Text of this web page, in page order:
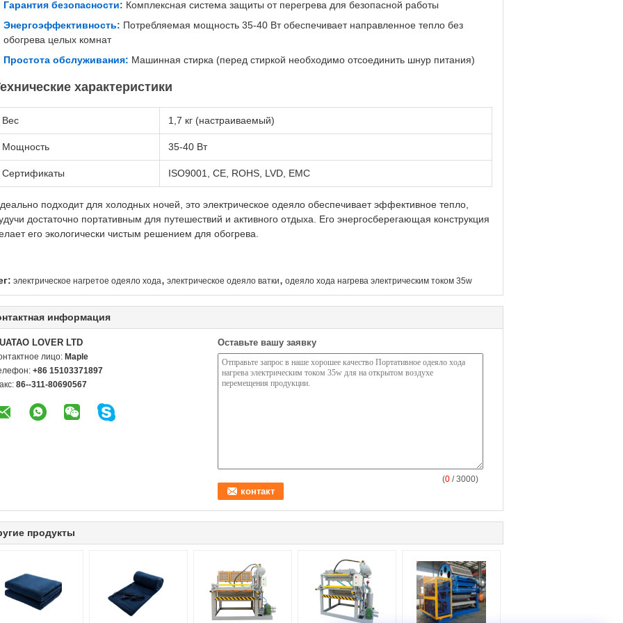
Гарантия безопасности: Комплексная система защиты от перегрева для безопасной работы
Энергоэффективность: Потребляемая мощность 35-40 Вт обеспечивает направленное тепло без
обогрева целых комнат
Простота обслуживания: Машинная стирка (перед стиркой необходимо отсоединить шнур питания)
характеристики
Вес 1,7 кг (настраиваемый)
Мощность 35-40 Вт
Сертификаты ISO9001, CE, ROHS, LVD, EMC
подходит для холодных ночей, это электрическое одеяло обеспечивает эффективное тепло,
достаточно портативным для путешествий и активного отдыха. Его энергосберегающая конструкция
его экологически чистым решением для обогрева.
электрическое нагретое одеяло хода, электрическое одеяло ватки, одеяло хода нагрева электрическим током 35w
информация
LOVER LTD
лицо: Maple
+86 15103371897
86--311-80690567
Оставьте вашу заявку
(0 / 3000)
продукты